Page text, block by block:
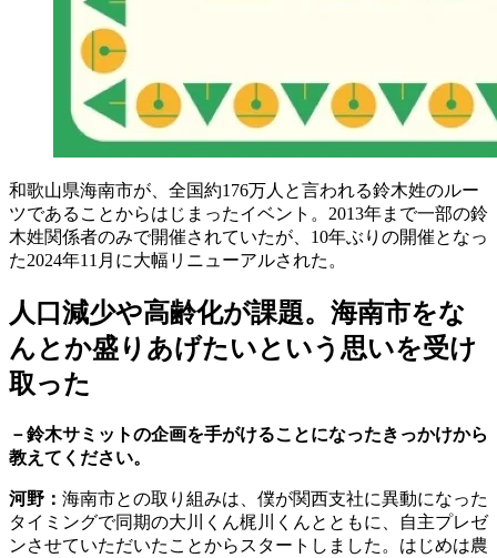
和歌山県海南市が、全国約176万人と言われる鈴木姓のルー
ツであることからはじまったイベント。2013年まで一部の鈴
木姓関係者のみで開催されていたが、10年ぶりの開催となっ
た2024年11月に大幅リニューアルされた。
人口減少や高齢化が課題。海南市をな
んとか盛りあげたいという思いを受け
取った
－鈴木サミットの企画を手がけることになったきっかけから
教えてください。
河野： 海南市との取り組みは、僕が関西支社に異動になった
タイミングで同期の大川くん梶川くんとともに、自主プレゼ
ンさせていただいたことからスタートしました。はじめは農